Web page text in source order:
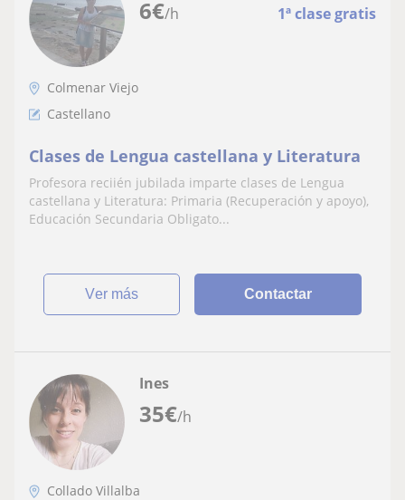
6€/h 1ª clase gratis
Colmenar Viejo
Castellano
Clases de Lengua castellana y Literatura
Profesora reciién jubilada imparte clases de Lengua
castellana y Literatura: Primaria (Recuperación y apoyo),
Educación Secundaria Obligato...
ver más Contactar
35€/h
Ines
Collado Villalba